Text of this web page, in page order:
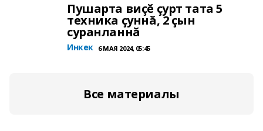
Пушарта виçĕ çурт тата 5
техника çуннă, 2 çын
суранланнă
Инкек 6 МАЯ 2024, 05:45
Все материалы